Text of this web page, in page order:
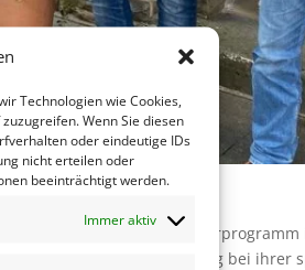
Technologien wie Cookies,
Wenn Sie diesen
oder eindeutige IDs
nicht erteilen oder
beeinträchtigt werden.
Immer aktiv
Sprachförderung
im Januar ein
zusätzliche Unterstützung bei ihrer